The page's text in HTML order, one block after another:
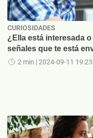
CURIOSIDADES
¿Ella está interesada
señales que te está
2 min | 2024-09-11 19:23